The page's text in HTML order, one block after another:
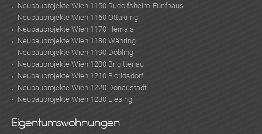
Neubauprojekte Wien 1150 Rudolfsheim-Fünfhaus
Neubauprojekte Wien 1160 Ottakring
Neubauprojekte Wien 1170 Hernals
Neubauprojekte Wien 1180 Währing
Neubauprojekte Wien 1190 Döbling
Neubauprojekte Wien 1200 Brigittenau
Neubauprojekte Wien 1210 Floridsdorf
Neubauprojekte Wien 1220 Donaustadt
Neubauprojekte Wien 1230 Liesing
Eigentumswohnungen